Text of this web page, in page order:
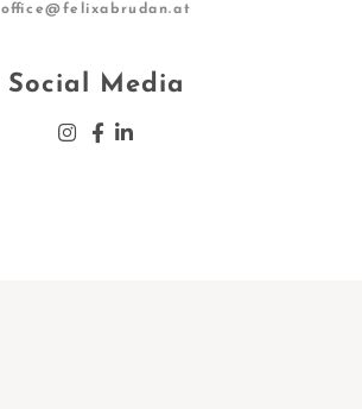
office@felixabrudan.at
Social Media
Insta­gram
Face­book